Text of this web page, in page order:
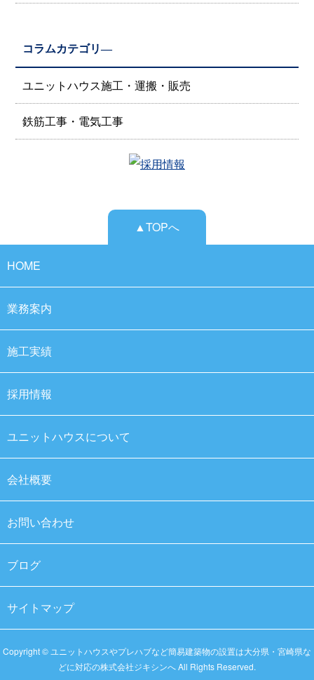
コラムカテゴリ―
ユニットハウス施工・運搬・販売
鉄筋工事・電気工事
▲TOPへ
HOME
業務案内
施工実績
採用情報
ユニットハウスについて
会社概要
お問い合わせ
ブログ
サイトマップ
Copyright © ユニットハウスやプレハブなど簡易建築物の設置は大分県・宮崎県な
どに対応の株式会社ジキシンへ All Rights Reserved.